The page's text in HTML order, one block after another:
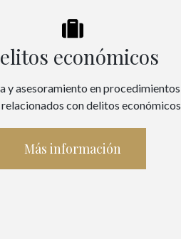
económicos
y asesoramiento en procedimientos
con delitos económicos.
Más información